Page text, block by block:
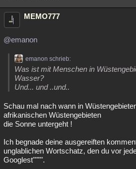
MEMO777
@emanon
emanon schrieb:
Was ist mit Menschen in
Wasser?
Und... und ..und..
Schau mal nach wann in
afrikanischen Wüstengebieten
die Sonne untergeht !
Ich begnade deine ausgereiften
unglablichen Wortschatz, den du vor
Googlest"""".